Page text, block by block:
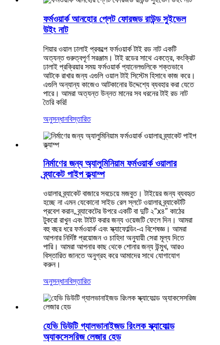
ফর্মওয়ার্ক আনহোর প্লেট ফোরজড রাউন্ড সুইভেল
উইং নাট
শিয়ার ওয়াল ঢালাই প্রকল্পে ফর্মওয়ার্ক টাই রড নাট একটি
অত্যন্ত গুরুত্বপূর্ণ সরঞ্জাম। টাই রডের সাথে একত্রে, কংক্রিট
ঢালাই প্রক্রিয়ার সময় ফর্মওয়ার্ক প্যানেলগুলিকে শক্তভাবে
আটকে রাখার জন্য এগুলি ওয়াল টাই সিস্টেম হিসাবে কাজ করে।
এগুলি অন্যান্য কাজেও আটকানোর উদ্দেশ্যে ব্যবহার করা যেতে
পারে। আমরা অত্যন্ত উন্নত মানের সব ধরনের টাই রড নাট
তৈরি করি!
অনুসন্ধানবিস্তারিত
নির্মাণের জন্য অ্যালুমিনিয়াম ফর্মওয়ার্ক ওয়ালার
ব্র্যাকেট পাইপ ক্ল্যাম্প
ওয়ালার ব্র্যাকেট বাজারে সবচেয়ে মজবুত। টাইয়ের জন্য ব্যবহৃত
হচ্ছে না এমন যেকোনো সাইড রেল স্লটে ওয়ালার ব্র্যাকেটটি
প্রবেশ করান, ব্র্যাকেটের উপরে একটি বা দুটি ২″x৪″ কাঠের
টুকরো রাখুন এবং টাইট করার জন্য ওয়েজটি ফেলে দিন। আমরা
বহু বছর ধরে ফর্মওয়ার্ক এবং স্ক্যাফোল্ডিং-এ বিশেষজ্ঞ। আমরা
আপনার নির্দিষ্ট প্রয়োজন ও চাহিদা অনুযায়ী সেরা মূল্য দিতে
পারি। আমরা আপনার কাছ থেকে শোনার জন্য উন্মুখ, আরও
বিস্তারিত জানতে অনুগ্রহ করে আমাদের সাথে যোগাযোগ
করুন।
অনুসন্ধানবিস্তারিত
হেভি ডিউটি ​​গ্যালভানাইজড রিংলক স্ক্যাফোল্ড
অ্যাকসেসরিজ লেজার হেড